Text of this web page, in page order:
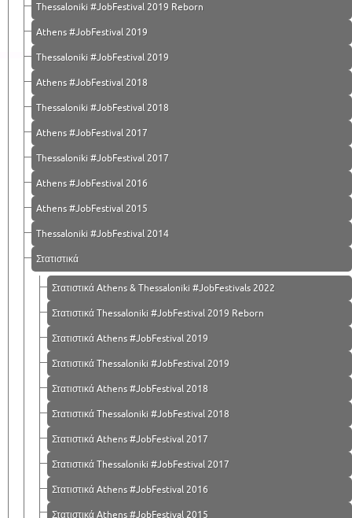
Thessaloniki #JobFestival 2019 Reborn
Athens #JobFestival 2019
Thessaloniki #JobFestival 2019
Athens #JobFestival 2018
Thessaloniki #JobFestival 2018
Athens #JobFestival 2017
Τhessaloniki #JobFestival 2017
Athens #JobFestival 2016
Athens #JobFestival 2015
Thessaloniki #JobFestival 2014
Στατιστικά
Στατιστικά Athens & Thessaloniki #JobFestivals 2022
Στατιστικά Thessaloniki #JobFestival 2019 Reborn
Στατιστικά Athens #JobFestival 2019
Στατιστικά Thessaloniki #JobFestival 2019
Στατιστικά Athens #JobFestival 2018
Στατιστικά Thessaloniki #JobFestival 2018
Στατιστικά Athens #JobFestival 2017
Στατιστικά Thessaloniki #JobFestival 2017
Στατιστικά Athens #JobFestival 2016
Στατιστικά Athens #JobFestival 2015